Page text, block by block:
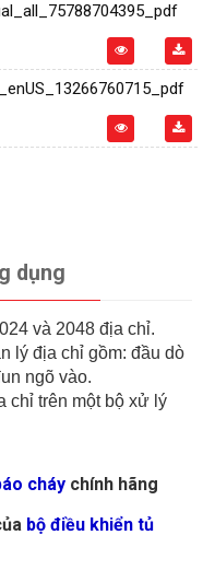
dụng
và 2048 địa chỉ.
lý địa chỉ gồm: đầu dò
ngõ vào.
chỉ trên một bộ xử lý
cháy chính hãng
bộ điều khiển tủ